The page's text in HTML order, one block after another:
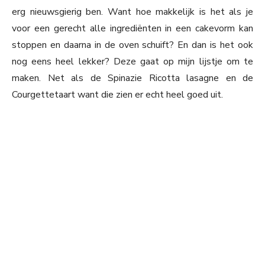
erg nieuwsgierig ben. Want hoe makkelijk is het als je
voor een gerecht alle ingrediënten in een cakevorm kan
stoppen en daarna in de oven schuift? En dan is het ook
nog eens heel lekker? Deze gaat op mijn lijstje om te
maken. Net als de Spinazie Ricotta lasagne en de
Courgettetaart want die zien er echt heel goed uit.